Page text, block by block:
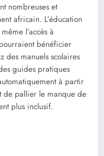
nombreuses et
africain. L’éducation
l’accès à
bénéficier
des manuels scolaires
guides pratiques
à partir
de pallier le manque de
plus inclusif.